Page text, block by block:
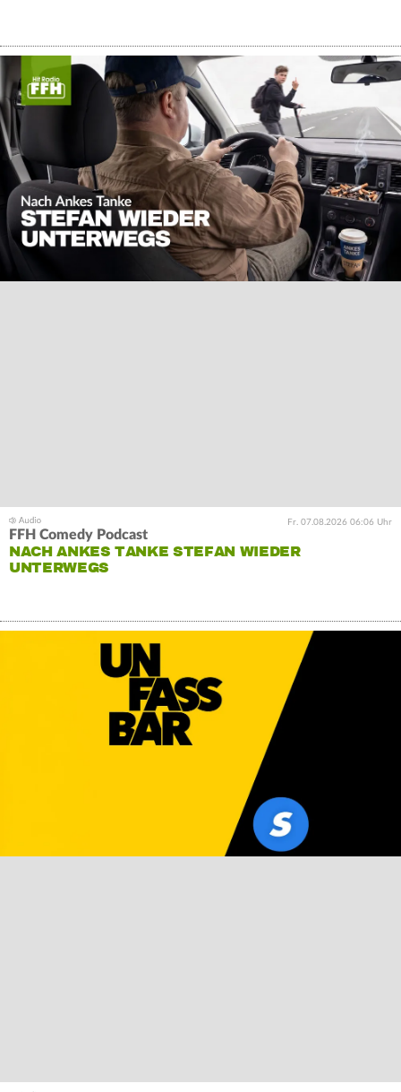
Fr. 07.08.2026 06:06 Uhr
FFH Comedy Podcast
NACH ANKES TANKE STEFAN WIEDER
UNTERWEGS